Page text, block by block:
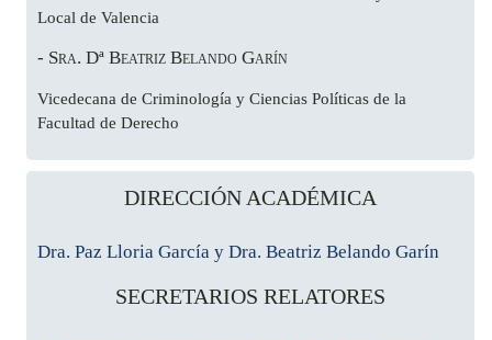
Local de Valencia
- Sra. Dª Beatriz Belando Garín
Vicedecana de Criminología y Ciencias Políticas de la
Facultad de Derecho
DIRECCIÓN ACADÉMICA
Dra. Paz Lloria García y Dra. Beatriz Belando Garín
SECRETARIOS RELATORES